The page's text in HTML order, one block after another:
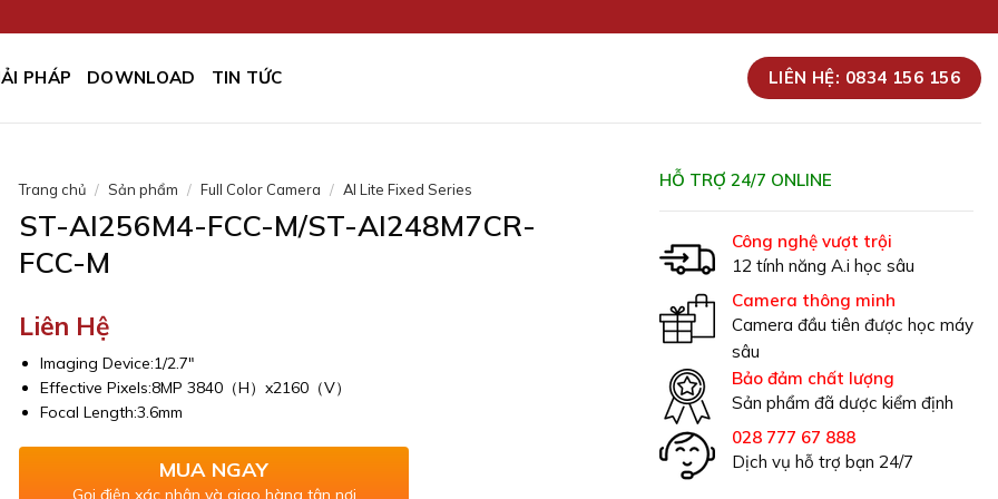
PHÁP DOWNLOAD TIN TỨC LIÊN HỆ: 0834 156 156
Trang chủ / Sản phẩm / Full Color Camera / AI Lite Fixed Series
ST-AI256M4-FCC-M/ST-AI248M7CR-
FCC-M
Liên Hệ
Imaging Device:1/2.7″
Effective Pixels:8MP 3840（H）x2160（V）
Focal Length:3.6mm
MUA NGAY
Gọi điện xác nhận và giao hàng tận nơi
HỖ TRỢ 24/7 ONLINE
Công nghệ vượt trội
12 tính năng A.i học sâu
Camera thông minh
Camera đầu tiên được học máy
sâu
Bảo đảm chất lượng
Sản phẩm đã dược kiểm định
028 777 67 888
Dịch vụ hỗ trợ bạn 24/7